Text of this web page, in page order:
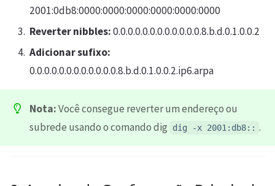
2001:0db8:0000:0000:0000:0000:0000:0000
Reverter nibbles:0.0.0.0.0.0.0.0.0.0.0.0.8.b.d.0.1.0.0.2
Adicionar sufixo:
0.0.0.0.0.0.0.0.0.0.0.0.8.b.d.0.1.0.0.2.ip6.arpa
Nota:Você consegue reverter um endereço ou
subrede usando o comando dig
dig -x 2001:db8:: .